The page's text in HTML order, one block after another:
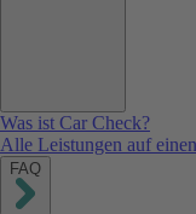
Was ist Car Check?
Alle Leistungen auf
FAQ